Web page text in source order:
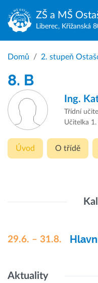
ZŠ a MŠ
Liberec, Křižanská
Domů 2. stupeň
8. B
Ing.
Třídní učitel
Učitelka
Úvod O třídě
29.6. – 31.8.
Aktuality